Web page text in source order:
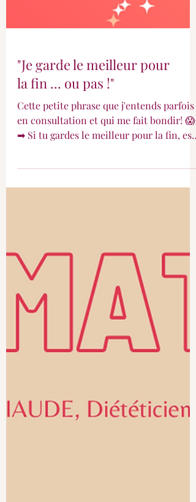
"Je garde le meilleur pour
la fin ... ou pas !"
Cette petite phrase que j'entends parfois
➡ Si tu gardes le meilleur pour la fin, est